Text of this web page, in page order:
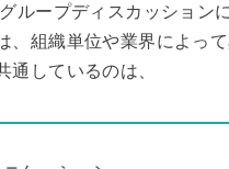
ループディスカッション
、組織単位や業界によっ
通しているのは、